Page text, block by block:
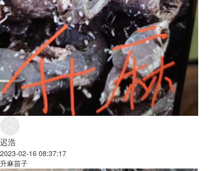
迟浩
2023-02-16 08:37:17
升麻苗子